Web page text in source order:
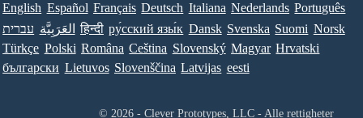
English Español Français Deutsch Italiana Nederlands Português
עברית العَرَبِيَّة हिन्दी ру́сский язы́к Dansk Svenska Suomi Norsk
Türkçe Polski Româna Ceština Slovenský Magyar Hrvatski
български Lietuvos Slovenščina Latvijas eesti
© 2026 - Clever Prototypes, LLC - Alle rettigheter